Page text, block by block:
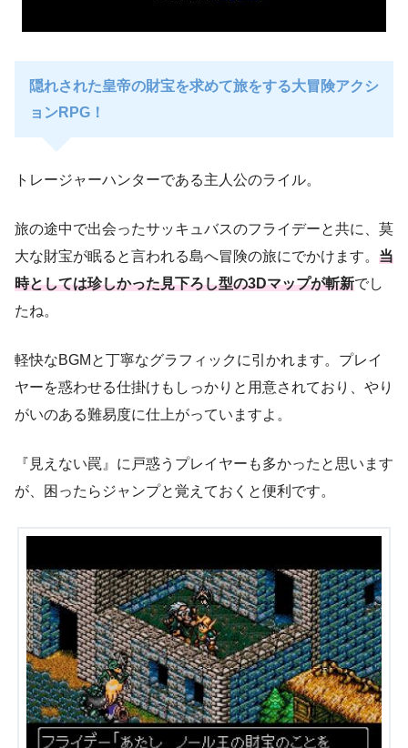
隠れされた皇帝の財宝を求めて旅をする大冒険アクシ
ョンRPG！
トレージャーハンターである主人公のライル。
旅の途中で出会ったサッキュバスのフライデーと共に、莫
大な財宝が眠ると言われる島へ冒険の旅にでかけます。 当
時としては珍しかった見下ろし型の3Dマップが斬新でし
たね。
軽快なBGMと丁寧なグラフィックに引かれます。プレイ
ヤーを惑わせる仕掛けもしっかりと用意されており、やり
がいのある難易度に仕上がっていますよ。
『見えない罠』に戸惑うプレイヤーも多かったと思います
が、困ったらジャンプと覚えておくと便利です。